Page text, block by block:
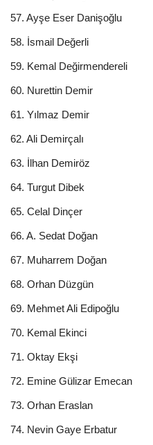
57. Ayşe Eser Danişoğlu
58. İsmail Değerli
59. Kemal Değirmendereli
60. Nurettin Demir
61. Yılmaz Demir
62. Ali Demirçalı
63. İlhan Demiröz
64. Turgut Dibek
65. Celal Dinçer
66. A. Sedat Doğan
67. Muharrem Doğan
68. Orhan Düzgün
69. Mehmet Ali Edipoğlu
70. Kemal Ekinci
71. Oktay Ekşi
72. Emine Gülizar Emecan
73. Orhan Eraslan
74. Nevin Gaye Erbatur